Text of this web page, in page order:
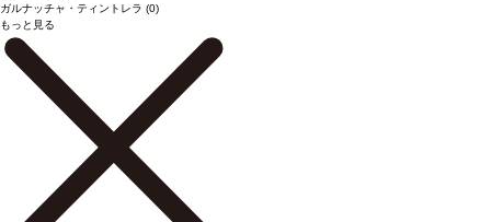
ガルナッチャ・ティントレラ (0)
もっと見る